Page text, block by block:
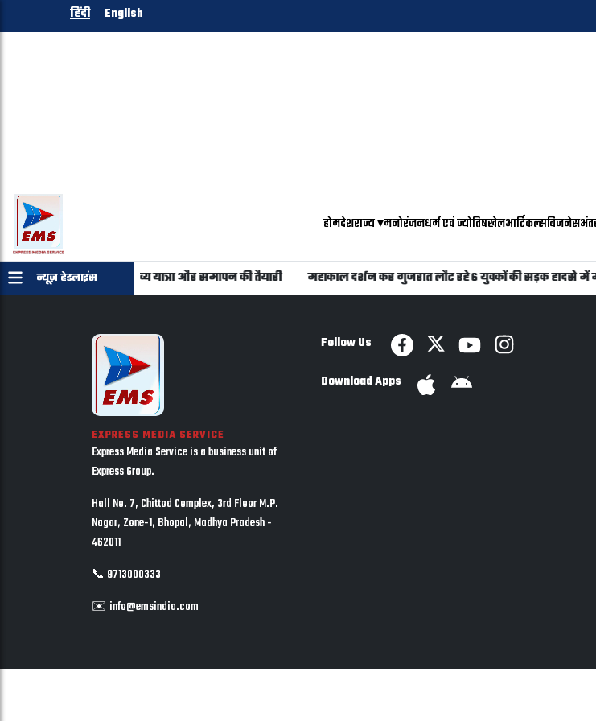
हिंदी English
होमदेशराज्य▾मनोरंजनधर्म एवं ज्योतिषखेलआर्टिकल्सबिजनेस
न्यूज़ हेडलाइंस
पड़ाव: छड़ी मुबारक की भव्य यात्रा और समापन की तैयारी महाकाल दर्शन कर गुजरात लौट रहे 6 युवकों की सड़क हादसे में
EXPRESS MEDIA SERVICE
Express Media Service is a business unit of
Express Group.
Hall No. 7, Chittod Complex, 3rd Floor M.P.
Nagar, Zone-1, Bhopal, Madhya Pradesh -
462011
📞 9713000333
✉️ info@emsindia.com
Follow Us
Download Apps